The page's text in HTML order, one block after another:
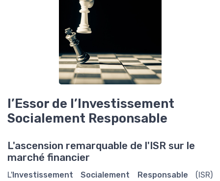
l’Essor de l’Investissement
Socialement Responsable
L'ascension remarquable de l'ISR sur le
marché financier
L'Investissement Socialement Responsable (ISR)